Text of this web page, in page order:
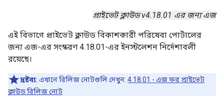
প্রাইভেট ক্লাউড v4.18.01 এর জন্য এজ
এই বিভাগে প্রাইভেট ক্লাউড বিকাশকারী পরিষেবা পোর্টালের
জন্য এজ-এর সংস্করণ 4.18.01-এর ইনস্টলেশন নির্দেশাবলী
রয়েছে।
দ্রষ্টব্য: এখানে রিলিজ নোটগুলি দেখুন: 4.18.01 - এজ ফর প্রাইভেট
ক্লাউড রিলিজ নোট